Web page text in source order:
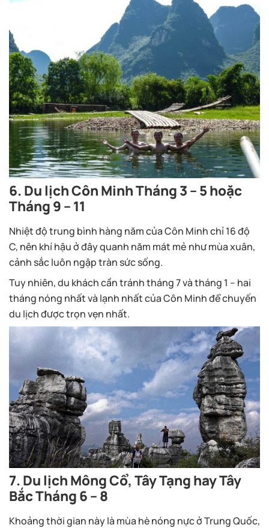
6. Du lịch Côn Minh Tháng 3 – 5 hoặc
Tháng 9 – 11
Nhiệt độ trung bình hàng năm của Côn Minh chỉ 16 độ
C, nên khí hậu ở đây quanh năm mát mẻ như mùa xuân,
cảnh sắc luôn ngập tràn sức sống.
Tuy nhiên, du khách cần tránh tháng 7 và tháng 1 – hai
tháng nóng nhất và lạnh nhất của Côn Minh để chuyến
du lịch được trọn vẹn nhất.
7. Du lịch Mông Cổ, Tây Tạng hay Tây
Bắc Tháng 6 – 8
Khoảng thời gian này là mùa hè nóng nực ở Trung Quốc,